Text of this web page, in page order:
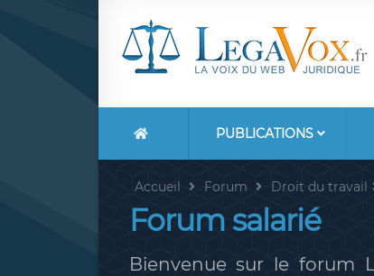
PUBLICATIONS
Accueil Forum Droit du travail
Forum salarié
Bienvenue sur le forum